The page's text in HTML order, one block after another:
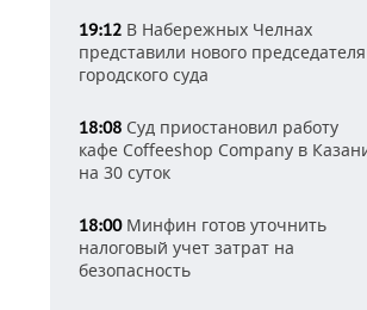
19:12 В Набережных Челнах
представили нового председателя
городского суда
18:08 Суд приостановил работу
кафе Coffeeshop Company в
на 30 суток
18:00Минфин готов уточнить
налоговый учет затрат на
безопасность